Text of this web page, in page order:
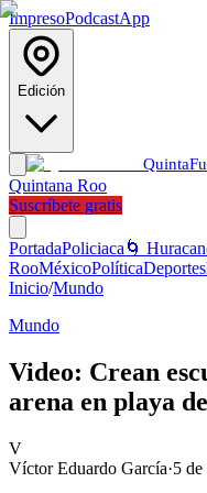
ImpresoPodcastApp
Edición
Quinta
Quintana Roo
Suscríbete gratis
PortadaPoliciaca 🌀
RooMéxicoPolíticaDeportes
Inicio/Mundo
Mundo
Video: Crean
arena en playa
V
Víctor Eduardo García·5